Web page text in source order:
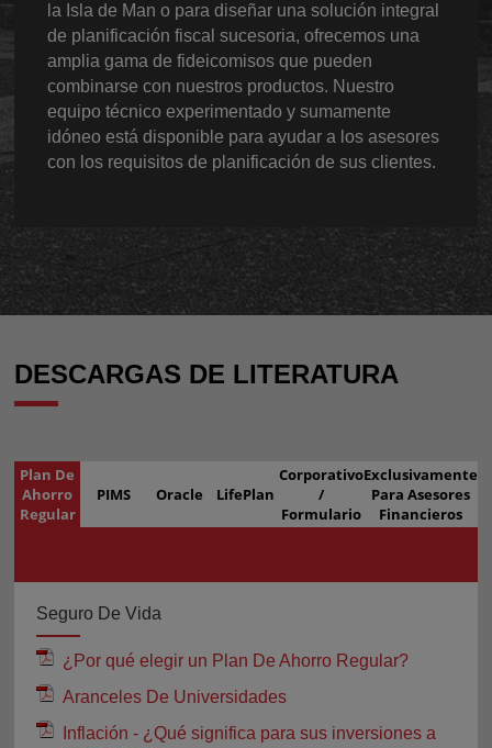
la Isla de Man o para diseñar una solución integral
de planificación fiscal sucesoria, ofrecemos una
amplia gama de fideicomisos que pueden
combinarse con nuestros productos. Nuestro
equipo técnico experimentado y sumamente
idóneo está disponible para ayudar a los asesores
con los requisitos de planificación de sus clientes.
DESCARGAS DE LITERATURA
Plan De
Ahorro
Regular
PIMS Oracle LifePlan
Corporativo
/
Formulario
Exclusivamente
Para Asesores
Financieros
Seguro De Vida
¿Por qué elegir un Plan De Ahorro Regular?
Aranceles De Universidades
Inflación - ¿Qué significa para sus inversiones a